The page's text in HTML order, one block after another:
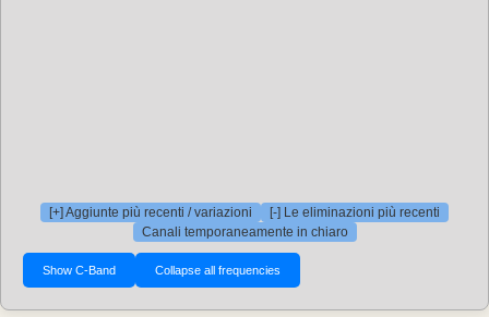
[+] Aggiunte più recenti / variazioni
[-] Le eliminazioni più recenti
Canali temporaneamente in chiaro